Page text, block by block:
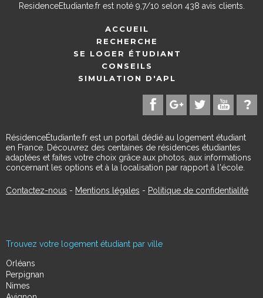
ResidenceEtudiante.frest noté 9,7/10 selon 438 avis clients.
ACCUEIL
RECHERCHE
SE LOGER ÉTUDIANT
CONSEILS
SIMULATION D'APL
RésidenceÉtudiante.fr est un portail dédié au logement étudiant
en France. Découvrez des centaines de résidences étudiantes
adaptées et faites votre choix grâce aux photos, aux informations
concernant les options et à la localisation par rapport à l'école.
Contactez-nous - Mentions légales - Politique de confidentialité
Trouvez votre logement étudiant par ville
Orléans
Perpignan
Nimes